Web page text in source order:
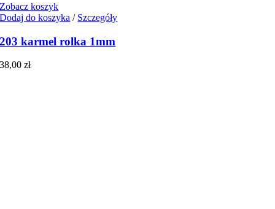
Zobacz koszyk
Dodaj do koszyka / Szczegóły
203 karmel rolka 1mm
38,00zł